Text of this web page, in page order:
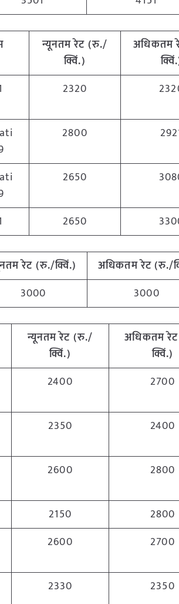
न्यूनतम रेट (रु./
क्विं.)
अधिकतम
2320
2800
2650
2650
रेट (रु./क्विं.) अधिकतम रेट (रु./
3000
3000
न्यूनतम रेट (रु./
क्विं.)
अधिकतम
क्विं.)
2400 2700
2350 2400
2600 2800
2150 2800
2600
2700
2330 2350